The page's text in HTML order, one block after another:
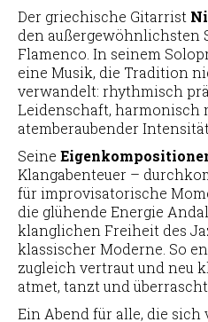
Der griechische Gitarrist
den außergewöhnlichsten
Flamenco. In seinem
eine Musik, die Tradition
verwandelt: rhythmisch
Leidenschaft, harmonisch
atemberaubender Intensität.
Seine
Klangabenteuer –
für improvisatorische
die glühende Energie
klanglichen Freiheit des
klassischer Moderne. So
zugleich vertraut und neu
atmet, tanzt und überrascht.
Ein Abend für alle, die